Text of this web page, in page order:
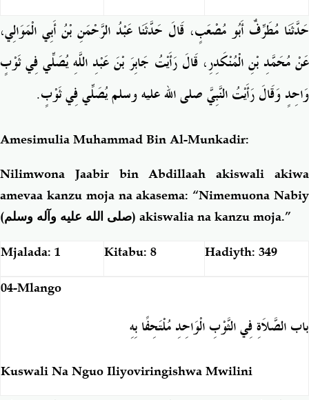
حَدَّثَنَا مُطَرِّفٌ أَبُو مُصْعَبٍ، قَالَ حَدَّثَنَا عَبْدُ الرَّحْمَنِ بْنُ أَبِي الْمَوَالِي،
عَنْ مُحَمَّدِ بْنِ الْمُنْكَدِرِ، قَالَ رَأَيْتُ جَابِرَ بْنَ عَبْدِ اللَّهِ يُصَلِّي فِي ثَوْبٍ
وَاحِدٍ وَقَالَ رَأَيْتُ النَّبِيَّ صلى الله عليه وسلم يُصَلِّي فِي ثَوْبٍ‏.‏
Amesimulia Muhammad Bin Al-Munkadir:
Nilimwona Jaabir bin Abdillaah akiswali akiwa
amevaa kanzu moja na akasema: “Nimemuona Nabiy
(صلى الله عليه وآله وسلم) akiswalia na kanzu moja.”
Mjalada: 1 Kitabu: 8 Hadiyth: 349
04-Mlango
باب الصَّلاَةِ فِي الثَّوْبِ الْوَاحِدِ مُلْتَحِفًا بِهِ
Kuswali Na Nguo Iliyoviringishwa Mwilini